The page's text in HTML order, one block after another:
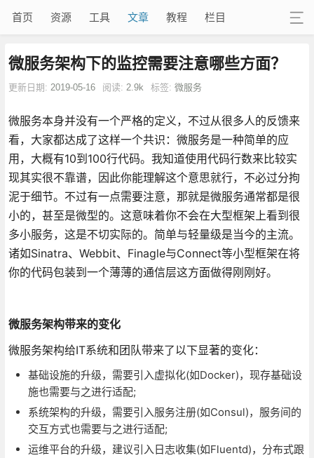
首页 资源 工具 文章 教程 栏目
微服务架构下的监控需要注意哪些方面？
更新日期: 2019-05-16 阅读: 2.9k 标签: 微服务
微服务本身并没有一个严格的定义，不过从很多人的反馈来
看，大家都达成了这样一个共识：微服务是一种简单的应
用，大概有10到100行代码。我知道使用代码行数来比较实
现其实很不靠谱，因此你能理解这个意思就行，不必过分拘
泥于细节。不过有一点需要注意，那就是微服务通常都是很
小的，甚至是微型的。这意味着你不会在大型框架上看到很
多小服务，这是不切实际的。简单与轻量级是当今的主流。
诸如Sinatra、Webbit、Finagle与Connect等小型框架在将
你的代码包装到一个薄薄的通信层这方面做得刚刚好。
微服务架构带来的变化
微服务架构给IT系统和团队带来了以下显著的变化：
基础设施的升级，需要引入虚拟化(如Docker)，现存基础设
施也需要与之进行适配;
系统架构的升级，需要引入服务注册(如Consul)，服务间的
交互方式也需要与之进行适配;
运维平台的升级，建议引入日志收集(如Fluentd)，分布式跟